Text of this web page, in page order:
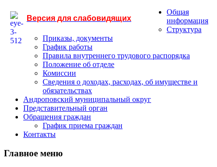
Версия для слабовидящих
Общая
информация
Структура
Приказы, документы
График работы
Правила внутреннего трудового распорядка
Положение об отделе
Комиссии
Сведения о доходах, расходах, об имуществе и
обязательствах
Андроповский муниципальный округ
Представительный орган
Обращения граждан
График приема граждан
Контакты
Главное меню